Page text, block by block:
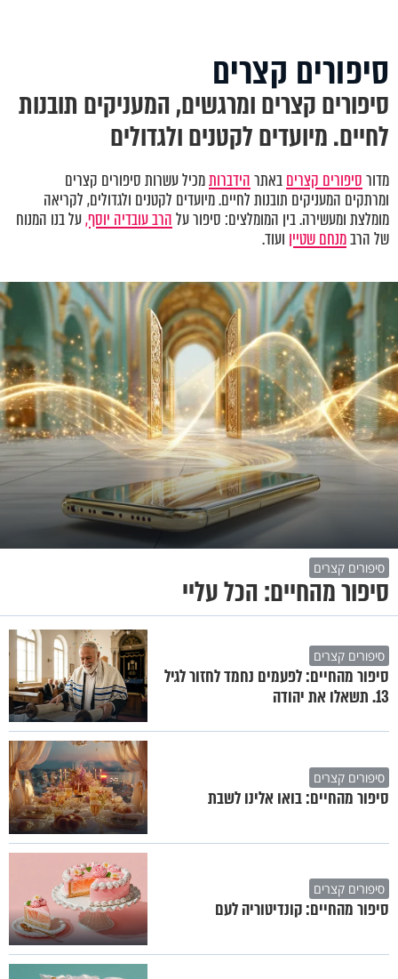
סיפורים קצרים
סיפורים קצרים ומרגשים, המעניקים תובנות
לחיים. מיועדים לקטנים ולגדולים
מדורסיפורים קצריםבאתרהידברותמכיל עשרות סיפורים קצרים
ומרתקים המעניקים תובנות לחיים. מיועדים לקטנים ולגדולים, לקריאה
מומלצת ומעשירה. בין המומלצים: סיפור עלהרב עובדיה יוסף,על בנו המנוח
של הרבמנחם שטיין ועוד.
סיפורים קצרים
סיפור מהחיים: הכל עליי
סיפורים קצרים
סיפור מהחיים: לפעמים נחמד לחזור לגיל
13. תשאלו את יהודה
סיפורים קצרים
סיפור מהחיים: בואו אלינו לשבת
סיפורים קצרים
סיפור מהחיים: קונדיטוריה לעם